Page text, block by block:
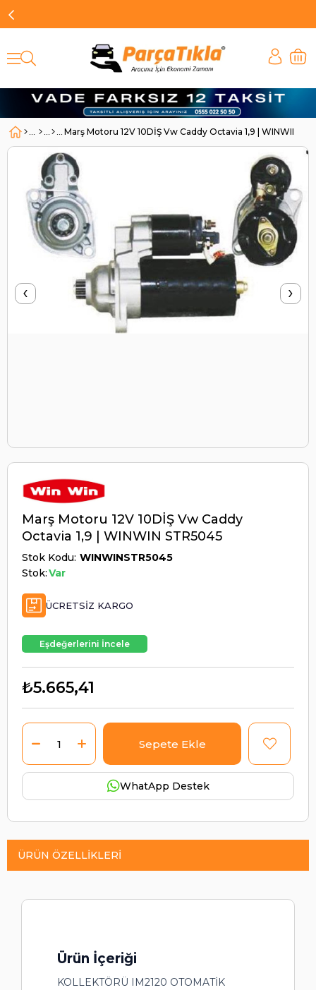
Marş Motoru 12V 10DİŞ Vw Caddy Octavia 1,9 | WINWIN
‹ ›
Marş Motoru 12V 10DİŞ Vw Caddy
Octavia 1,9 | WINWIN STR5045
Stok Kodu WINWINSTR5045
Stok:Var
ÜCRETSIZ KARGO
Eşdeğerlerini İncele
₺5.665,41
WhatApp Destek
ÜRÜN ÖZELLIKLERI
Ürün İçeriği
KOLLEKTÖRÜ IM2120 OTOMATİK